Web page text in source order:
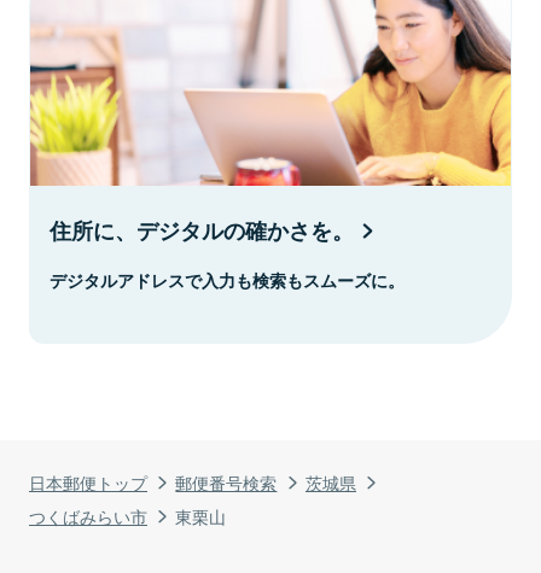
日本郵便トップ 郵便番号検索
茨城県
つくばみらい市
東栗山
住所に、デジタルの確かさを。
デジタルアドレスで入力も検索もスムーズに。